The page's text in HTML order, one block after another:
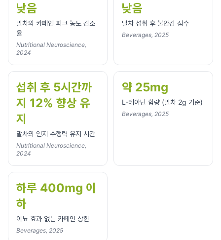
낮음
말차의 카페인 피크 농도 감소
율
Nutritional Neuroscience,
2024
낮음
말차 섭취 후 불안감 점수
Beverages, 2025
섭취 후 5시간까
지 12% 향상 유
지
말차의 인지 수행력 유지 시간
Nutritional Neuroscience,
2024
약 25mg
L-테아닌 함량 (말차 2g 기준)
Beverages, 2025
하루 400mg 이
하
이뇨 효과 없는 카페인 상한
Beverages, 2025